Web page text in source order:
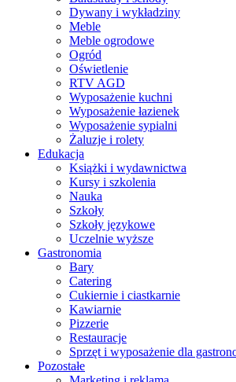
Dywany i wykładziny
Meble
Meble ogrodowe
Ogród
Oświetlenie
RTV AGD
Wyposażenie kuchni
Wyposażenie łazienek
Wyposażenie sypialni
Żaluzje i rolety
Edukacja
Książki i wydawnictwa
Kursy i szkolenia
Nauka
Szkoły
Szkoły językowe
Uczelnie wyższe
Gastronomia
Bary
Catering
Cukiernie i ciastkarnie
Kawiarnie
Pizzerie
Restauracje
Sprzęt i wyposażenie dla
Pozostałe